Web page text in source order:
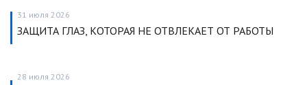
31 июля 2026
ЗАЩИТА ГЛАЗ, КОТОРАЯ НЕ ОТВЛЕКАЕТ ОТ РАБОТЫ
28 июля 2026